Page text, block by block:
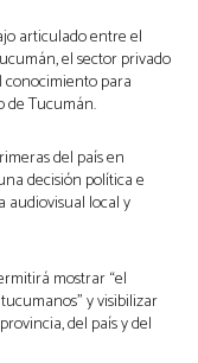
articulado entre el
el sector privado
conocimiento para
de Tucumán.
del país en
decisión política e
audiovisual local y
mostrar “el
y visibilizar
del país y del